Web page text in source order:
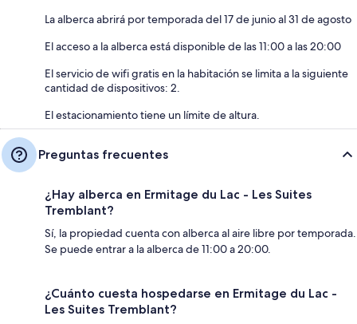
La alberca abrirá por temporada del 17 de junio al 31 de agosto
El acceso a la alberca está disponible de las 11:00 a las 20:00
El servicio de wifi gratis en la habitación se limita a la siguiente
cantidad de dispositivos: 2.
El estacionamiento tiene un límite de altura.
Preguntas frecuentes
¿Hay alberca en Ermitage du Lac - Les Suites
Tremblant?
Sí, la propiedad cuenta con alberca al aire libre por temporada.
Se puede entrar a la alberca de 11:00 a 20:00.
¿Cuánto cuesta hospedarse en Ermitage du Lac -
Les Suites Tremblant?